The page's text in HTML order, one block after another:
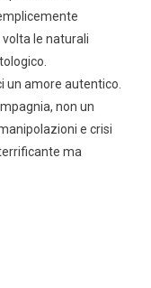
le naturali
un amore autentico.
non un
e crisi
ma